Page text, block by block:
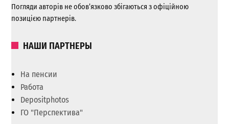
Погляди авторів не обов’язково збігаються з офіційною
позицією партнерів.
НАШИ ПАРТНЕРЫ
На пенсии
Работа
Depositphotos
ГО "Перспектива"